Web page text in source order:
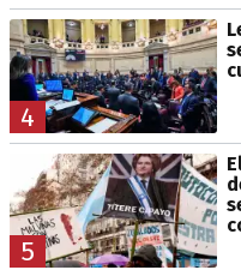
4
5